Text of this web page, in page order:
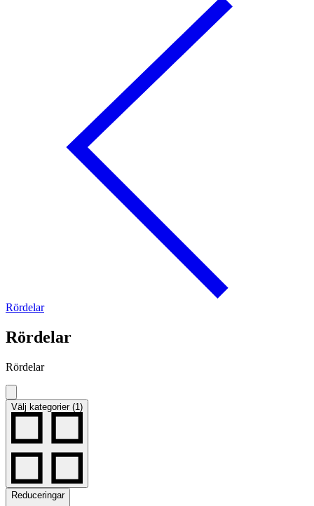
Rördelar
Rördelar
Rördelar
Välj kategorier (1)
Reduceringar